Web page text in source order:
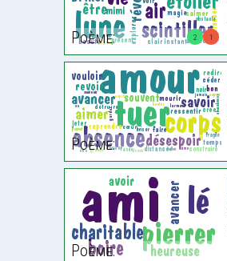
2 1
Poème:
Poème:
Poème: